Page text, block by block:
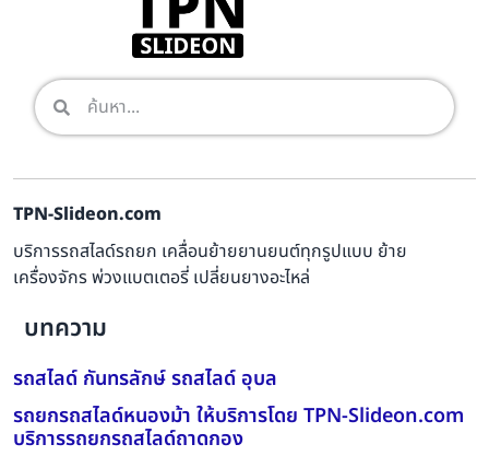
TPN-Slideon.com
บริการรถสไลด์รถยก เคลื่อนย้ายยานยนต์ทุกรูปแบบ ย้าย
เครื่องจักร พ่วงแบตเตอรี่ เปลี่ยนยางอะไหล่
บทความ
รถสไลด์ กันทรลักษ์ รถสไลด์ อุบล
รถยกรถสไลด์หนองม้า ให้บริการโดย TPN-Slideon.com
บริการรถยกรถสไลด์ถาดกอง